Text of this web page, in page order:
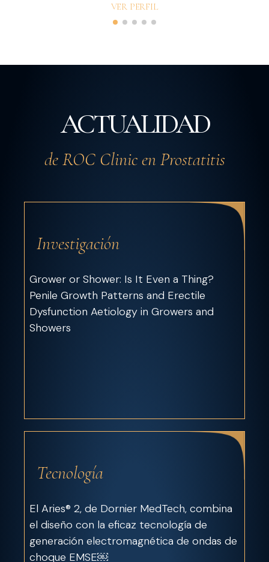
VER PERFIL
ACTUALIDAD
de ROC Clinic en Prostatitis
Investigación
Grower or Shower: Is It Even a Thing?
Penile Growth Patterns and Erectile
Dysfunction Aetiology in Growers and
Showers
Tecnología
El Aries® 2, de Dornier MedTech, combina
el diseño con la eficaz tecnología de
generación electromagnética de ondas de
choque EMSE￼